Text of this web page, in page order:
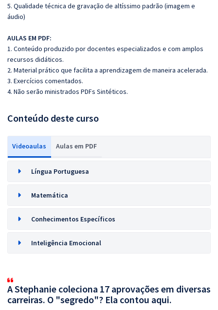
5. Qualidade técnica de gravação de altíssimo padrão (imagem e
áudio)
AULAS EM PDF:
1. Conteúdo produzido por docentes especializados e com amplos
recursos didáticos.
2. Material prático que facilita a aprendizagem de maneira acelerada.
3. Exercícios comentados.
4. Não serão ministrados PDFs Sintéticos.
Conteúdo deste curso
Videoaulas Aulas em PDF
Língua Portuguesa
Matemática
Conhecimentos Específicos
Inteligência Emocional
A Stephanie coleciona 17 aprovações em diversas
carreiras. O "segredo"? Ela contou aqui.